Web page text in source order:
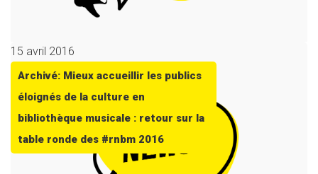
15 avril 2016
Archivé: Mieux accueillir les publics
éloignés de la culture en
bibliothèque musicale : retour sur la
table ronde des #rnbm 2016